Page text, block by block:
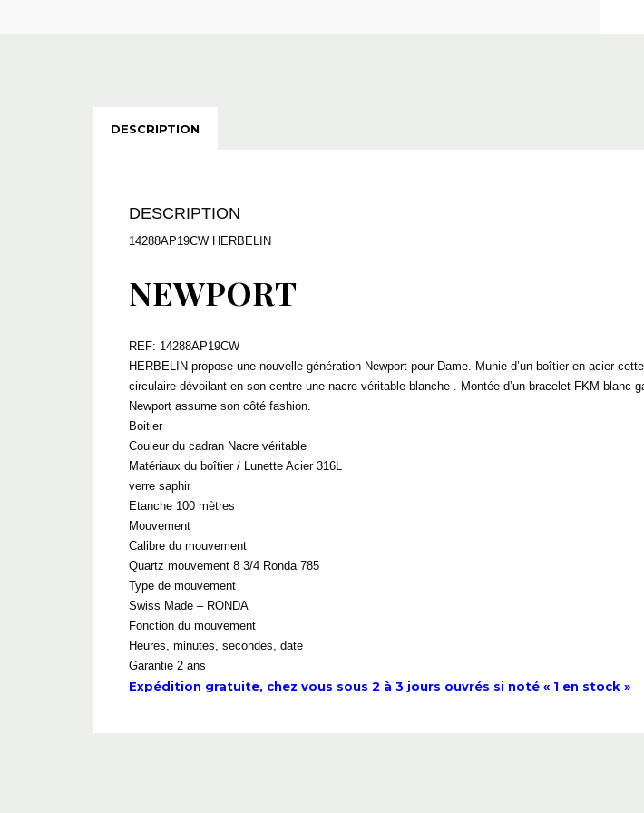
DESCRIPTION
DESCRIPTION
14288AP19CW HERBELIN
NEWPORT
REF: 14288AP19CW
HERBELIN propose une nouvelle génération Newport pour Dame. Munie d’un boîtier en acier
circulaire dévoilant en son centre une nacre véritable blanche . Montée d’un bracelet FKM
Newport assume son côté fashion.
Boitier
Couleur du cadran Nacre véritable
Matériaux du boîtier / Lunette Acier 316L
verre saphir
Etanche 100 mètres
Mouvement
Calibre du mouvement
Quartz mouvement 8 3/4 Ronda 785
Type de mouvement
Swiss Made – RONDA
Fonction du mouvement
Heures, minutes, secondes, date
Garantie 2 ans
Expédition gratuite, chez vous sous 2 à 3 jours ouvrés si noté « 1 en stock »